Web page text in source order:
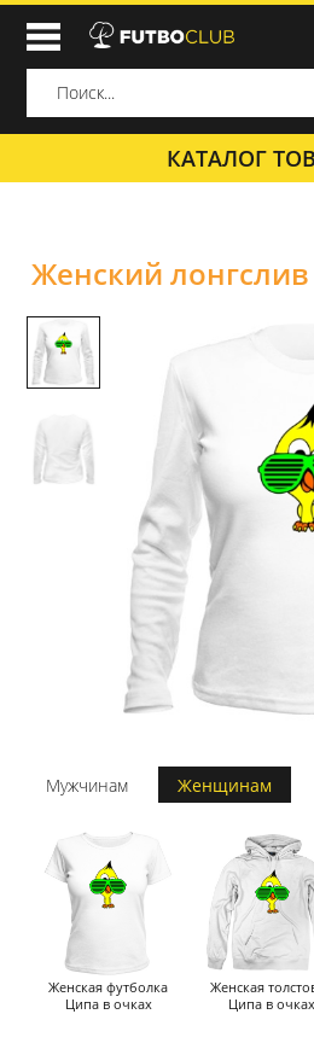
КАТАЛОГ
Женский
Мужчинам Женщинам
Женская футболка
Ципа в очках
Женская
Ципа в очках